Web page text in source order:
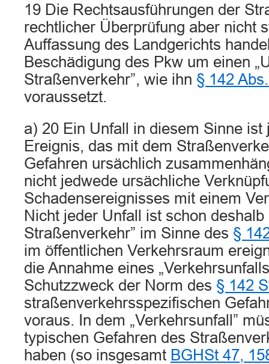
19 Die Rechtsausführungen der
rechtlicher Überprüfung aber nicht
Auffassung des Landgerichts
Beschädigung des Pkw um einen
Straßenverkehr”, wie ihn § 142
voraussetzt.
a) 20 Ein Unfall in diesem Sinne ist
Ereignis, das mit dem
Gefahren ursächlich
nicht jedwede ursächliche
Schadensereignisses mit einem
Nicht jeder Unfall ist schon deshalb
Straßenverkehr” im Sinne des §
im öffentlichen Verkehrsraum
die Annahme eines
Schutzzweck der Norm des § 142
straßenverkehrsspezifischen
voraus. In dem „Verkehrsunfall”
typischen Gefahren des
haben (so insgesamt BGHSt 47,